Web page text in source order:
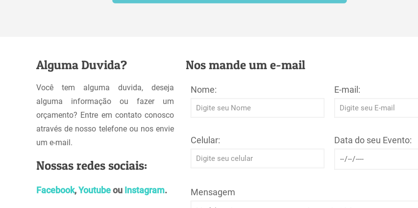
Alguma Duvida?
Você tem alguma duvida, deseja
alguma informação ou fazer um
orçamento? Entre em contato conosco
através de nosso telefone ou nos envie
um e-mail.
Nossas redes sociais:
Facebook,Youtubeou Instagram.
Nos mande um e-mail
Nome: E-mail:
Celular: Data do seu Evento:
Mensagem